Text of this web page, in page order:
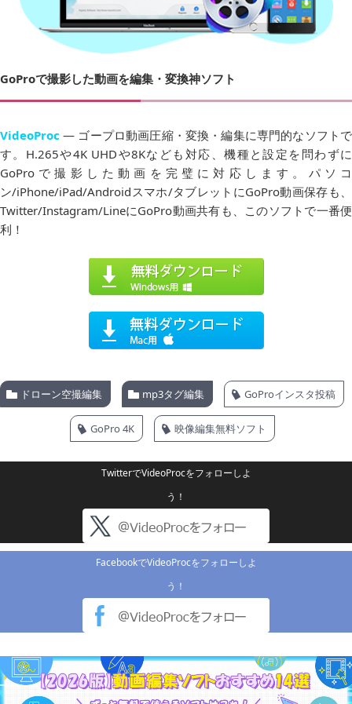
GoProで撮影した動画を編集・変換神ソフト
VideoProc ― ゴープロ動画圧縮・変換・編集に専門的なソフトで
す。H.265や4K UHDや8Kなども対応、機種と設定を問わずに
GoProで撮影した動画を完璧に対応します。パソコ
ン/iPhone/iPad/Androidスマホ/タブレットにGoPro動画保存も、
Twitter/Instagram/LineにGoPro動画共有も、このソフトで一番便
利！
ドローン空撮編集 mp3タグ編集 GoProインスタ投稿
GoPro 4K 映像編集無料ソフト
TwitterでVideoProcをフォローしよ
う！
FacebookでVideoProcをフォローしよ
う！